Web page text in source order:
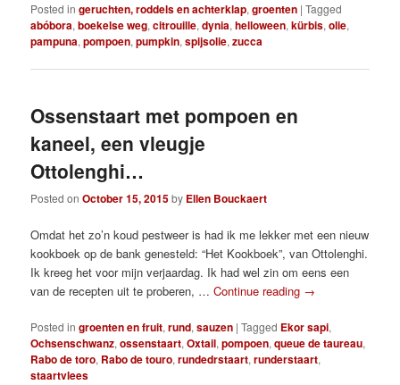
Posted in geruchten, roddels en achterklap,groenten |Tagged
abóbora,boekelse weg,citrouille,dynia,helloween,kürbis,olie,
pampuna,pompoen,pumpkin,spijsolie,zucca
Ossenstaart met pompoen en
kaneel, een vleugje
Ottolenghi…
Posted onOctober 15, 2015by Ellen Bouckaert
Omdat het zo’n koud pestweer is had ik me lekker met een nieuw
kookboek op de bank genesteld: “Het Kookboek”, van Ottolenghi.
Ik kreeg het voor mijn verjaardag. Ik had wel zin om eens een
van de recepten uit te proberen, …Continue reading →
Posted in groenten en fruit,rund,sauzen |Tagged Ekor sapi,
Ochsenschwanz,ossenstaart,Oxtail,pompoen,queue de taureau,
Rabo de toro, Rabo de touro,rundedrstaart,runderstaart,
staartvlees